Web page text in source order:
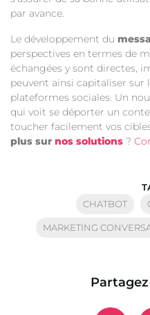
par avance.
Le développement du
perspectives en termes de
échangées y sont directes,
peuvent ainsi capitaliser sur
plateformes sociales. Un
qui voit se déporter un
toucher facilement vos
plus sur nos solutions ?
CHATBOT
MARKETING